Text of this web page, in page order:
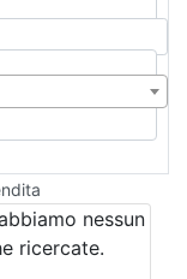
nessun
ricercate.